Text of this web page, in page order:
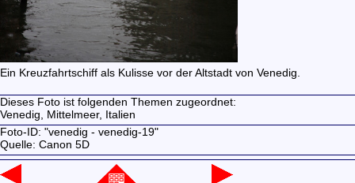
Ein Kreuzfahrtschiff als Kulisse vor der Altstadt von Venedig.
Dieses Foto ist folgenden Themen zugeordnet:
Venedig,
Mittelmeer, Italien
Foto-ID: "venedig - venedig-19"
Quelle: Canon 5D